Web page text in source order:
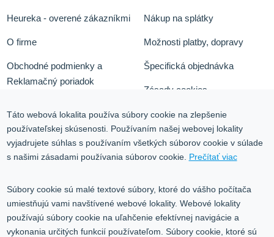
Heureka - overené zákazníkmi
O firme
Obchodné podmienky a
Reklamačný poriadok
Služby
Kontakt
Nákup na splátky
Možnosti platby, dopravy
Špecifická objednávka
Zásady cookies
Ochrana osobných údajov
Blog
Kontakt
Volgogradská 9, 08001 Prešov
Táto webová lokalita používa súbory cookie na zlepšenie
používateľskej skúsenosti. Používaním našej webovej lokality
vyjadrujete súhlas s používaním všetkých súborov cookie v súlade
s našimi zásadami používania súborov cookie. Prečítať viac
Súbory cookie sú malé textové súbory, ktoré do vášho počítača
umiestňujú vami navštívené webové lokality. Webové lokality
používajú súbory cookie na uľahčenie efektívnej navigácie a
vykonania určitých funkcií používateľom. Súbory cookie, ktoré sú